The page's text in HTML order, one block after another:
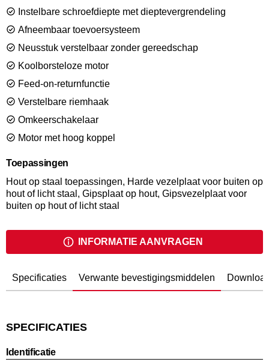
18V is voorzien van een soepel doorvoersysteem waardoor
de volgende schroef klaar staat voor het bit voor een beter
gezichtsveld en nauwkeurig schroeven.
Instelbare schroefdiepte met dieptevergrendeling
Afneembaar toevoersysteem
Neusstuk verstelbaar zonder gereedschap
Koolborsteloze motor
Feed-on-returnfunctie
Verstelbare riemhaak
Omkeerschakelaar
Motor met hoog koppel
Toepassingen
Hout op staal toepassingen, Harde vezelplaat voor buiten op
hout of licht staal, Gipsplaat op hout, Gipsvezelplaat voor
buiten op hout of licht staal
INFORMATIE AANVRAGEN
Specificaties Verwante bevestigingsmiddelen
SPECIFICATIES
Identificatie